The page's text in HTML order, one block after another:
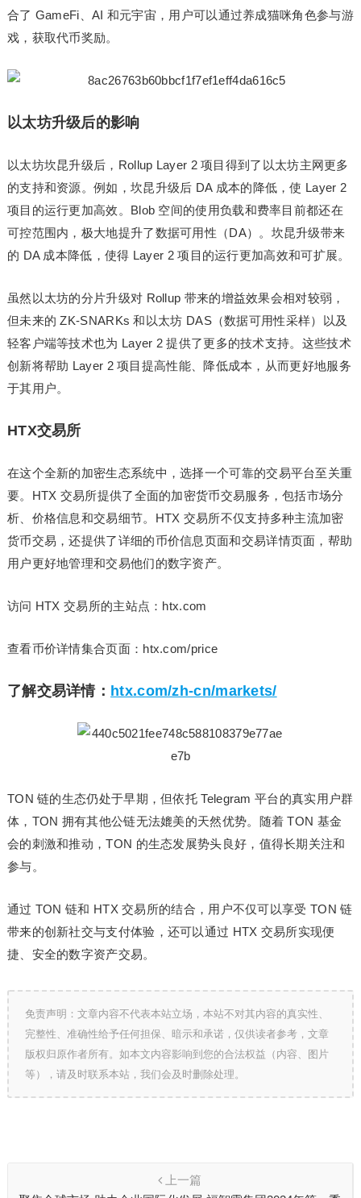
合了 GameFi、AI 和元宇宙，用户可以通过养成猫咪角色参与游
戏，获取代币奖励。
以太坊升级后的影响
以太坊坎昆升级后，Rollup Layer 2 项目得到了以太坊主网更多
的支持和资源。例如，坎昆升级后 DA 成本的降低，使 Layer 2
项目的运行更加高效。Blob 空间的使用负载和费率目前都还在
可控范围内，极大地提升了数据可用性（DA）。坎昆升级带来
的 DA 成本降低，使得 Layer 2 项目的运行更加高效和可扩展。
虽然以太坊的分片升级对 Rollup 带来的增益效果会相对较弱，
但未来的 ZK-SNARKs 和以太坊 DAS（数据可用性采样）以及
轻客户端等技术也为 Layer 2 提供了更多的技术支持。这些技术
创新将帮助 Layer 2 项目提高性能、降低成本，从而更好地服务
于其用户。
HTX交易所
在这个全新的加密生态系统中，选择一个可靠的交易平台至关重
要。HTX 交易所提供了全面的加密货币交易服务，包括市场分
析、价格信息和交易细节。HTX 交易所不仅支持多种主流加密
货币交易，还提供了详细的币价信息页面和交易详情页面，帮助
用户更好地管理和交易他们的数字资产。
访问 HTX 交易所的主站点：htx.com
查看币价详情集合页面：htx.com/price
了解交易详情： htx.com/zh-cn/markets/
TON 链的生态仍处于早期，但依托 Telegram 平台的真实用户群
体，TON 拥有其他公链无法媲美的天然优势。随着 TON 基金
会的刺激和推动，TON 的生态发展势头良好，值得长期关注和
参与。
通过 TON 链和 HTX 交易所的结合，用户不仅可以享受 TON 链
带来的创新社交与支付体验，还可以通过 HTX 交易所实现便
捷、安全的数字资产交易。
免责声明：文章内容不代表本站立场，本站不对其内容的真实性、
完整性、准确性给予任何担保、暗示和承诺，仅供读者参考，文章
版权归原作者所有。如本文内容影响到您的合法权益（内容、图片
等），请及时联系本站，我们会及时删除处理。
上一篇